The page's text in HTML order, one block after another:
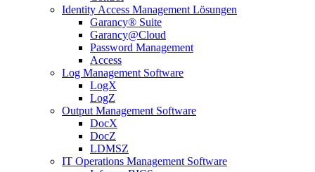
Identity Access Management Lösungen
Garancy® Suite
Garancy@Cloud
Password Management
Access
Log Management Software
LogX
LogZ
Output Management Software
DocX
DocZ
LDMSZ
IT Operations Management Software